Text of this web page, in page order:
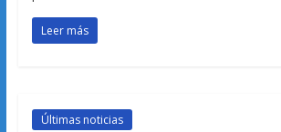
Leer más
Últimas noticias